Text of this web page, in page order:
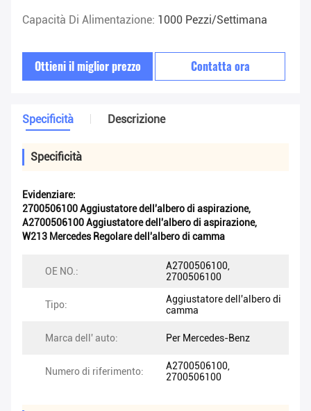
Capacità Di Alimentazione: 1000 Pezzi/settimana
Ottieni il miglior prezzo Contatta ora
Specificità Descrizione
Specificità
Evidenziare:
2700506100 Aggiustatore dell'albero di aspirazione,
A2700506100 Aggiustatore dell'albero di aspirazione,
W213 Mercedes Regolare dell'albero di camma
OE NO.:
A2700506100,
2700506100
Tipo:
Aggiustatore dell'albero di
camma
Marca dell' auto: Per Mercedes-Benz
Numero di riferimento:
A2700506100,
2700506100